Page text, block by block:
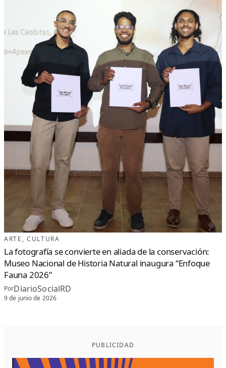
ARTE , CULTURA
La fotografía se convierte en aliada de la conservación:
Museo Nacional de Historia Natural inaugura “Enfoque
Fauna 2026”
PorDiarioSocialRD
9 de junio de 2026
PUBLICIDAD